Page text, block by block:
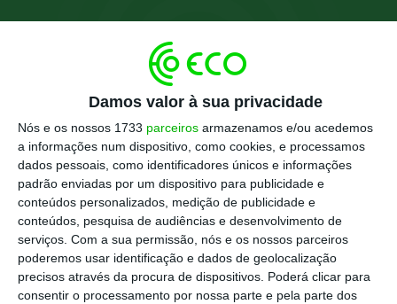
Damos valor à sua privacidade
Nós e os nossos 1733 parceiros armazenamos e/ou acedemos
a informações num dispositivo, como cookies, e processamos
dados pessoais, como identificadores únicos e informações
padrão enviadas por um dispositivo para publicidade e
conteúdos personalizados, medição de publicidade e
conteúdos, pesquisa de audiências e desenvolvimento de
serviços. Com a sua permissão, nós e os nossos parceiros
poderemos usar identificação e dados de geolocalização
precisos através da procura de dispositivos. Poderá clicar para
consentir o processamento por nossa parte e pela parte dos
José Miguel Vitorino
Advogado e Mestre em Direito Administrativo
Artigos Informações
A lei do lobby: primeiras considerações
30 Janeiro 2026